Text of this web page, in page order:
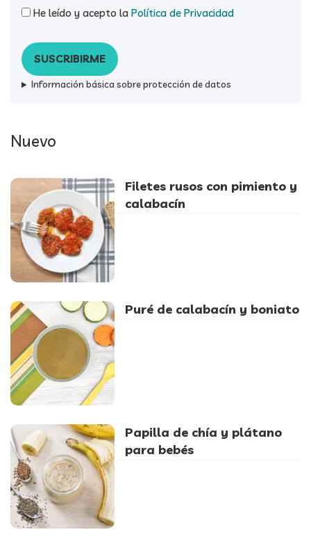
He leído y acepto la Política de Privacidad
Información básica sobre protección de datos
Nuevo
Filetes rusos con pimiento y
calabacín
Puré de calabacín y boniato
Papilla de chía y plátano
para bebés